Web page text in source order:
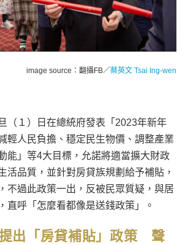
image source：翻攝FB／蔡英文 Tsai Ing-wen
（１）日在總統府發表「2023年新年
輕人民負擔、穩定民生物價、調整產業
能」等4大目標，允諾將適當擴大財政
活品質，並針對房貸族規劃給予補貼，
不過此政策一出，反被民眾質疑，與居
直呼「怎麼看都像是送錢政策」。
出「 房貸補貼」政策 聲